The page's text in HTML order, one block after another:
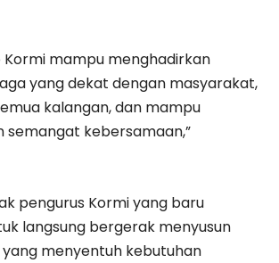
Kormi mampu menghadirkan
yang dekat dengan masyarakat,
kalangan, dan mampu
semangat kebersamaan,”
pengurus Kormi yang baru
langsung bergerak menyusun
menyentuh kebutuhan